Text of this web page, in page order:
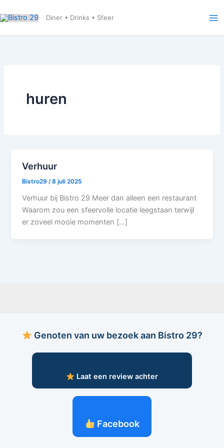
naar
Diner • Drinks • Sfeer
huren
Verhuur
Bistro29/8 juli 2025
Verhuur bij Bistro 29 Meer dan alleen een restaurant
Waarom zou een sfeervolle locatie leegstaan terwijl
er zoveel mooie momenten […]
Genoten van uw bezoek aan Bistro 29?
Laat een review achter
Facebook